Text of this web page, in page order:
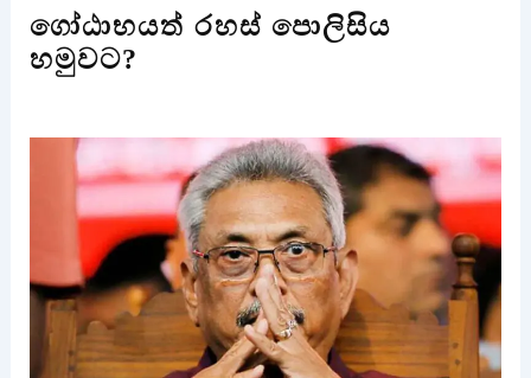
ගෝඨාභයත් රහස් පොලිසිය
හමුවට?